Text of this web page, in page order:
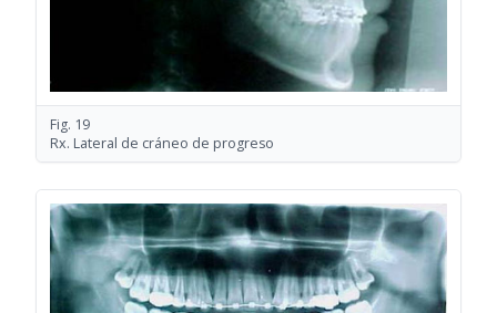
Fig. 19
Rx. Lateral de cráneo de progreso